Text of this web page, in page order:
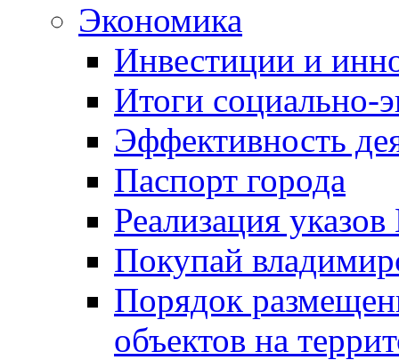
Экономика
Инвестиции и
Итоги социально-
Эффективность
Паспорт города
Реализация
Покупай
Порядок
объектов на